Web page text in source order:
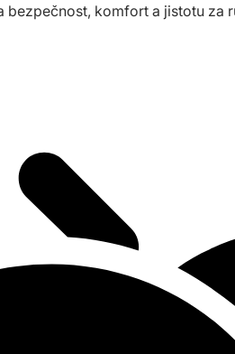
bezpečnost, komfort a jistotu